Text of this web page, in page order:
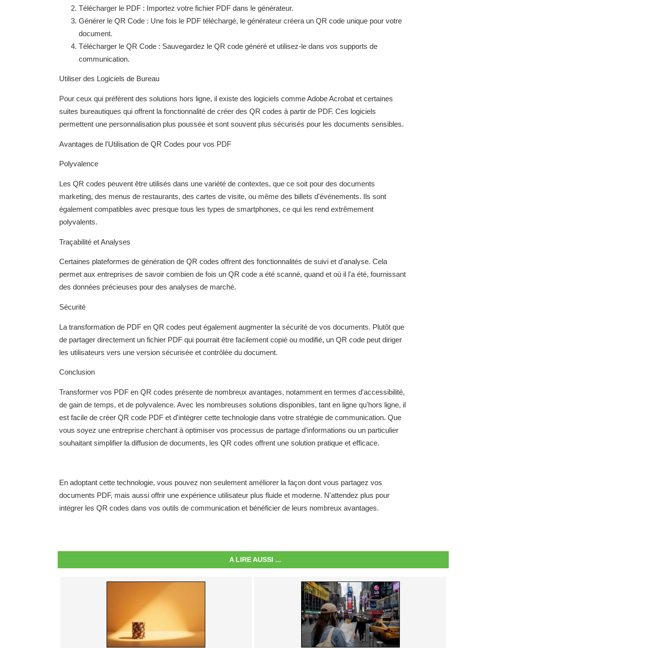
Télécharger le PDF : Importez votre fichier PDF dans le générateur.
Générer le QR Code : Une fois le PDF téléchargé, le générateur créera un QR code unique pour votre
document.
Télécharger le QR Code : Sauvegardez le QR code généré et utilisez-le dans vos supports de
communication.
Utiliser des Logiciels de Bureau
Pour ceux qui préfèrent des solutions hors ligne, il existe des logiciels comme Adobe Acrobat et certaines
suites bureautiques qui offrent la fonctionnalité de créer des QR codes à partir de PDF. Ces logiciels
permettent une personnalisation plus poussée et sont souvent plus sécurisés pour les documents sensibles.
Avantages de l'Utilisation de QR Codes pour vos PDF
Polyvalence
Les QR codes peuvent être utilisés dans une variété de contextes, que ce soit pour des documents
marketing, des menus de restaurants, des cartes de visite, ou même des billets d'événements. Ils sont
également compatibles avec presque tous les types de smartphones, ce qui les rend extrêmement
polyvalents.
Traçabilité et Analyses
Certaines plateformes de génération de QR codes offrent des fonctionnalités de suivi et d'analyse. Cela
permet aux entreprises de savoir combien de fois un QR code a été scanné, quand et où il l'a été, fournissant
des données précieuses pour des analyses de marché.
Sécurité
La transformation de PDF en QR codes peut également augmenter la sécurité de vos documents. Plutôt que
de partager directement un fichier PDF qui pourrait être facilement copié ou modifié, un QR code peut diriger
les utilisateurs vers une version sécurisée et contrôlée du document.
Conclusion
Transformer vos PDF en QR codes présente de nombreux avantages, notamment en termes d'accessibilité,
de gain de temps, et de polyvalence. Avec les nombreuses solutions disponibles, tant en ligne qu'hors ligne, il
est facile de créer QR code PDF et d'intégrer cette technologie dans votre stratégie de communication. Que
vous soyez une entreprise cherchant à optimiser vos processus de partage d'informations ou un particulier
souhaitant simplifier la diffusion de documents, les QR codes offrent une solution pratique et efficace.
En adoptant cette technologie, vous pouvez non seulement améliorer la façon dont vous partagez vos
documents PDF, mais aussi offrir une expérience utilisateur plus fluide et moderne. N'attendez plus pour
intégrer les QR codes dans vos outils de communication et bénéficier de leurs nombreux avantages.
A LIRE AUSSI ...